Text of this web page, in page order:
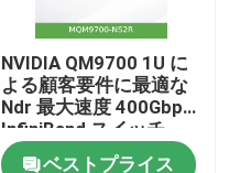
NVIDIA QM9700 1U に
よる顧客要件に最適な
Ndr 最大速度 400Gbps
InfiniBand スイッチ
MQM9700-NS2R 920-
ベストプライス